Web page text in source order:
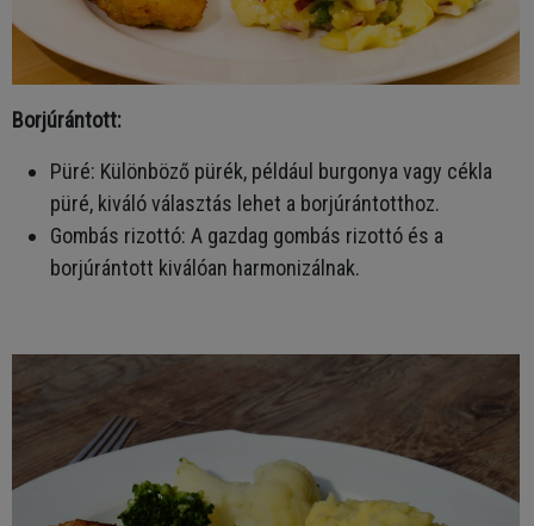
Borjúrántott:
Püré: Különböző pürék, például burgonya vagy cékla
püré, kiváló választás lehet a borjúrántotthoz.
Gombás rizottó: A gazdag gombás rizottó és a
borjúrántott kiválóan harmonizálnak.